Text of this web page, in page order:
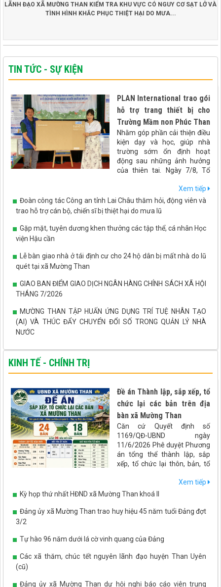
LÃNH ĐẠO XÃ MƯỜNG THAN KIỂM TRA KHU VỰC CÓ NGUY CƠ SẠT LỞ VÀ
TÌNH HÌNH KHẮC PHỤC THIỆT HẠI DO MƯA...
TIN TỨC - SỰ KIỆN
PLAN International trao gói
hỗ trợ trang thiết bị cho
Trường Mầm non Phúc Than
Nhằm góp phần cải thiện điều
kiện dạy và học, giúp nhà
trường sớm ổn định hoạt
động sau những ảnh hưởng
của thiên tai. Ngày 7/8, Tổ
thiết bị, đồ dùng dạy học và thiết bị phục vụ bán trú cho Trường
Mầm non Phúc Than.
Xem tiếp
Đoàn công tác Công an tỉnh Lai Châu thăm hỏi, động viên và
trao hỗ trợ cán bộ, chiến sĩ bị thiệt hại do mưa lũ
Gặp mặt, tuyên dương khen thưởng các tập thể, cá nhân Học
viện Hậu cần
Lễ bàn giao nhà ở tái định cư cho 24 hộ dân bị mất nhà do lũ
quét tại xã Mường Than
GIAO BAN ĐIỂM GIAO DỊCH NGÂN HÀNG CHÍNH SÁCH XÃ HỘI
THÁNG 7/2026
MƯỜNG THAN TẬP HUẤN ỨNG DỤNG TRÍ TUỆ NHÂN TẠO
(AI) VÀ THÚC ĐẨY CHUYỂN ĐỔI SỐ TRONG QUẢN LÝ NHÀ
NƯỚC
MƯỜNG THAN THẨM ĐỊNH QUY HOẠCH CHI TIẾT KHU
TRUNG TÂM XÃ
KINH TẾ - CHÍNH TRỊ
Đề án Thành lập, sắp xếp, tổ
chức lại các bản trên địa
bàn xã Mường Than
Căn cứ Quyết định số
1169/QĐ-UBND ngày
11/6/2026 Phê duyệt Phương
án tổng thể thành lập, sắp
xếp, tổ chức lại thôn, bản, tổ
Châu. UBND xã Mường Than
xây dựng đề án Sáp nhập bản
như sau:
Xem tiếp
Kỳ họp thứ nhất HĐND xã Mường Than khoá II
Đảng ủy xã Mường Than trao huy hiệu 45 năm tuổi Đảng đợt
3/2
Tự hào 96 năm dưới lá cờ vinh quang của Đảng
Các xã thăm, chúc tết nguyên lãnh đạo huyện Than Uyên
(cũ)
Đảng ủy xã Mường Than dự hội nghị báo cáo viên trung